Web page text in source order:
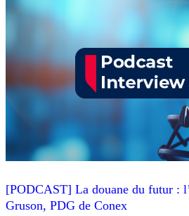
[PODCAST] La douane du futur :
Gruson, PDG de Conex